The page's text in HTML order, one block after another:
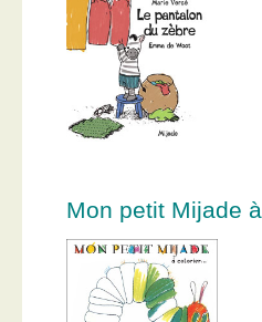
Mon petit Mijade